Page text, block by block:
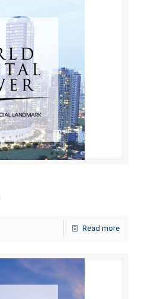
Read more